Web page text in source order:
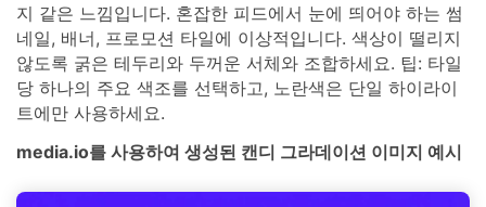
지 같은 느낌입니다. 혼잡한 피드에서 눈에 띄어야 하는 썸
네일, 배너, 프로모션 타일에 이상적입니다. 색상이 떨리지
않도록 굵은 테두리와 두꺼운 서체와 조합하세요. 팁: 타일
당 하나의 주요 색조를 선택하고, 노란색은 단일 하이라이
트에만 사용하세요.
media.io를 사용하여 생성된 캔디 그라데이션 이미지 예시